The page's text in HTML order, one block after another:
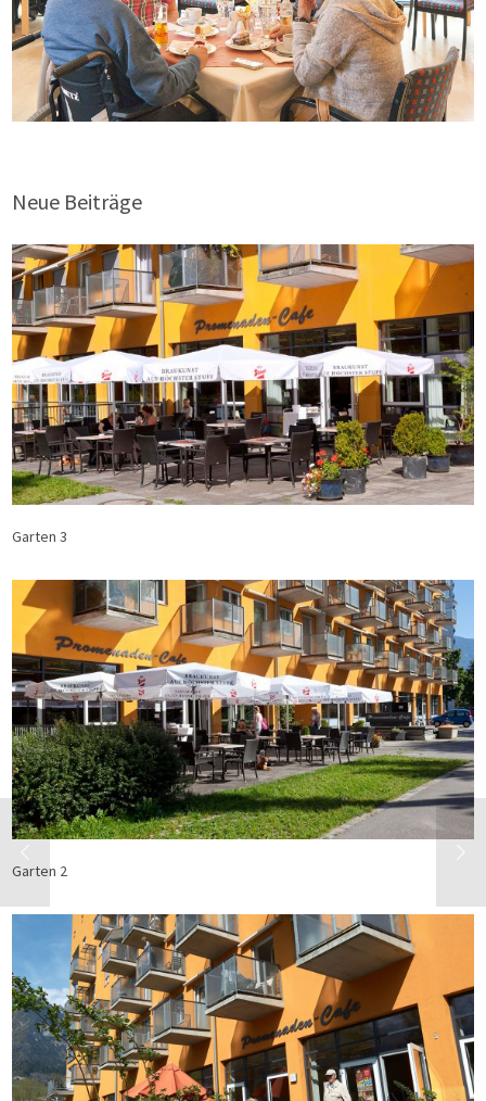
Neue Beiträge
Garten 3
Garten 2